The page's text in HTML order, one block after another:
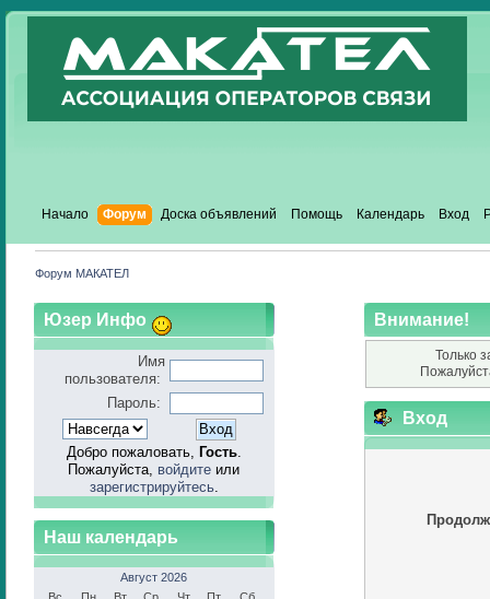
Начало Форум Доска объявлений Помощь Календарь Вход
Форум МАКАТЕЛ
Юзер Инфо
Имя
пользователя:
Пароль:
Добро пожаловать, Гость.
Пожалуйста, войдите или
зарегистрируйтесь.
Наш календарь
Август 2026
Вс.
Пн. Вт. Ср. Чт. Пт.
Сб.
Внимание!
Только
Вход